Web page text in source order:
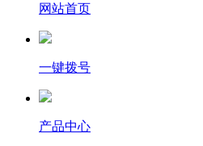
网站首页
一键拨号
产品中心